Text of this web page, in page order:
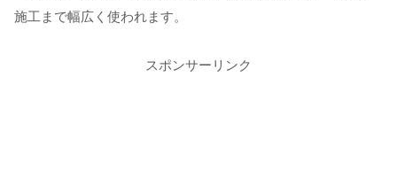
施工まで幅広く使われます。
スポンサーリンク